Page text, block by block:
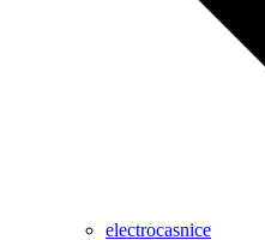
electrocasnice